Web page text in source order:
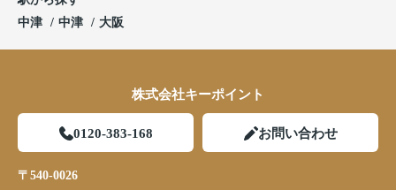
中津
中津 大阪
株式会社キーポイント
0120-383-168 お問い合わせ
〒540-0026